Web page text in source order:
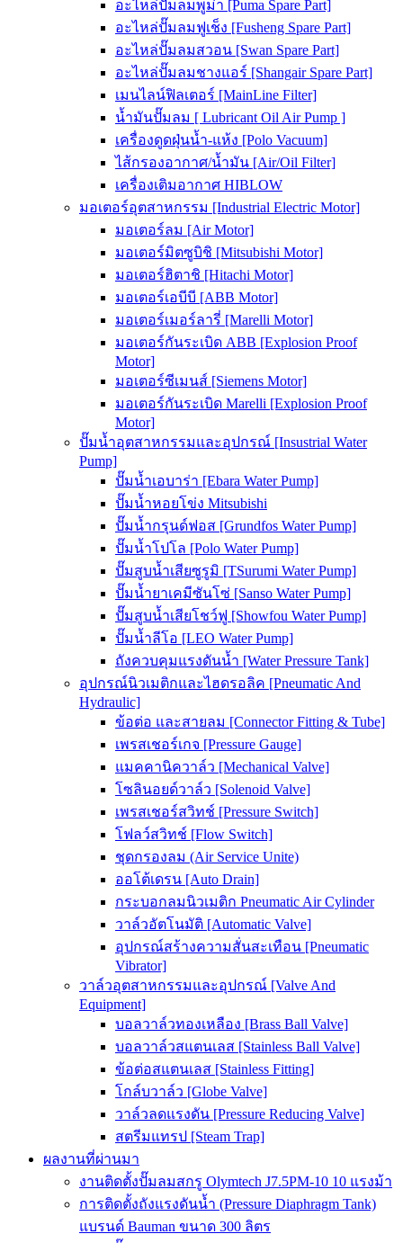
อะไหล่ปั๊มลมพูม่า [Puma Spare Part]
อะไหล่ปั๊มลมฟูเช็ง [Fusheng Spare Part]
อะไหล่ปั๊มลมสวอน [Swan Spare Part]
อะไหล่ปั๊มลมชางแอร์ [Shangair Spare Part]
เมนไลน์ฟิลเตอร์ [MainLine Filter]
น้ำมันปั๊มลม [ Lubricant Oil Air Pump ]
เครื่องดูดฝุ่นน้ำ-แห้ง [Polo Vacuum]
ไส้กรองอากาศ/น้ำมัน [Air/Oil Filter]
เครื่องเติมอากาศ HIBLOW
มอเตอร์อุตสาหกรรม [Industrial Electric Motor]
มอเตอร์ลม [Air Motor]
มอเตอร์มิตซูบิชิ [Mitsubishi Motor]
มอเตอร์ฮิตาชิ [Hitachi Motor]
มอเตอร์เอบีบี [ABB Motor]
มอเตอร์เมอร์ลารี่ [Marelli Motor]
มอเตอร์กันระเบิด ABB [Explosion Proof
Motor]
มอเตอร์ซีเมนส์ [Siemens Motor]
มอเตอร์กันระเบิด Marelli [Explosion Proof
Motor]
ปั๊มน้ำอุตสาหกรรมและอุปกรณ์ [Insustrial Water
Pump]
ปั๊มน้ำเอบาร่า [Ebara Water Pump]
ปั๊มน้ำหอยโข่ง Mitsubishi
ปั๊มน้ำกรุนด์ฟอส [Grundfos Water Pump]
ปั๊มน้ำโปโล [Polo Water Pump]
ปั๊มสูบน้ำเสียซูรูมิ [TSurumi Water Pump]
ปั๊มน้ำยาเคมีซันโซ่ [Sanso Water Pump]
ปั๊มสูบน้ำเสียโชว์ฟู [Showfou Water Pump]
ปั๊มน้ำลีโอ [LEO Water Pump]
ถังควบคุมแรงดันน้ำ [Water Pressure Tank]
อุปกรณ์นิวเมติกและไฮดรอลิค [Pneumatic And
Hydraulic]
ข้อต่อ และสายลม [Connector Fitting & Tube]
เพรสเชอร์เกจ [Pressure Gauge]
แมคคานิควาล์ว [Mechanical Valve]
โซลินอยด์วาล์ว [Solenoid Valve]
เพรสเชอร์สวิทช์ [Pressure Switch]
โฟลว์สวิทช์ [Flow Switch]
ชุดกรองลม (Air Service Unite)
ออโต้เดรน [Auto Drain]
กระบอกลมนิวเมติก Pneumatic Air Cylinder
วาล์วอัตโนมัติ [Automatic Valve]
อุปกรณ์สร้างความสั่นสะเทือน [Pneumatic
Vibrator]
วาล์วอุตสาหกรรมและอุปกรณ์ [Valve And
Equipment]
บอลวาล์วทองเหลือง [Brass Ball Valve]
บอลวาล์วสแตนเลส [Stainless Ball Valve]
ข้อต่อสแตนเลส [Stainless Fitting]
โกล์บวาล์ว [Globe Valve]
วาล์วลดแรงดัน [Pressure Reducing Valve]
สตรีมแทรป [Steam Trap]
ผลงานที่ผ่านมา
งานติดตั้งปั๊มลมสกรู Olymtech J7.5PM-10 10 แรงม้า
การติดตั้งถังแรงดันน้ำ (Pressure Diaphragm Tank)
แบรนด์ Bauman ขนาด 300 ลิตร